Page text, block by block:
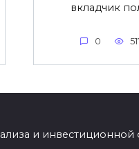
вкладчик
0
и